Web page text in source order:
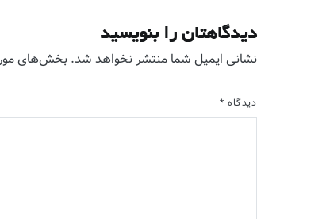
دیدگاهتان را بنویسید
نشانی ایمیل شما منتشر نخواهد شد.بخش‌های
دیدگاه *